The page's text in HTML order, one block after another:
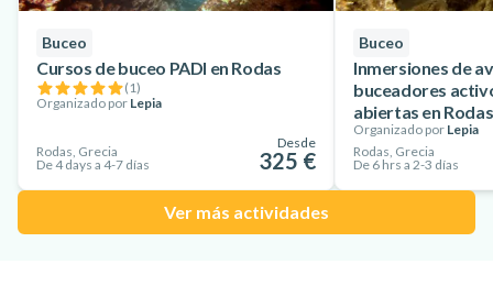
Buceo
Cursos de buceo PADI en Rodas
(1)
Organizado por Lepia
Rodas, Grecia
De 4 days a 4-7 días
Desde
325 €
Buceo
Inmersiones de
buceadores
abiertas en Rodas
Organizado por Lepia
Rodas, Grecia
De 6 hrs a 2-3 días
Ver más actividades